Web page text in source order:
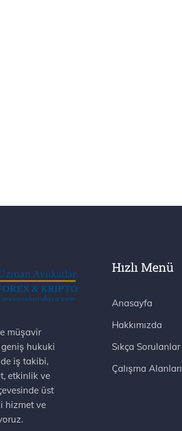
müşavir
hukuki
iş takibi,
etkinlik ve
üst
hizmet ve
Hızlı Menü
Anasayfa
Hakkımızda
Sıkça Sorulanlar
Çalışma Alanları